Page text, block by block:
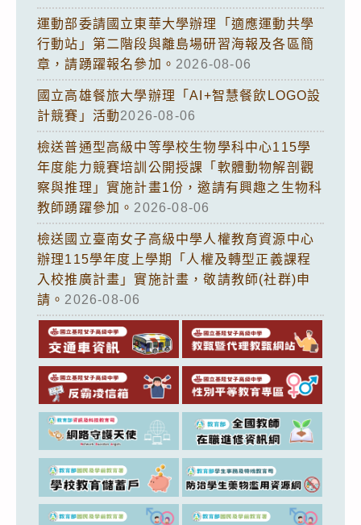
運動部委請國立東華大學辦理「適應運動共學
行動站」第二階段與離島場研習海報及各區簡
章，請踴躍報名參加。 2026-08-06
國立高雄餐旅大學辦理「AI+智慧餐飲LOGO設
計競賽」活動2026-08-06
檢送普通型高級中等學校生物學科中心115學
年度能力競賽培訓公開授課「軟體動物解剖觀
察與推理」實施計畫1份，邀請有興趣之生物科
教師踴躍參加。 2026-08-06
檢送國立臺南女子高級中學人權教育資源中心
辦理115學年度上學期「人權及轉型正義課程
入校推廣計畫」實施計畫，敬請教師(社群)申
請。 2026-08-06